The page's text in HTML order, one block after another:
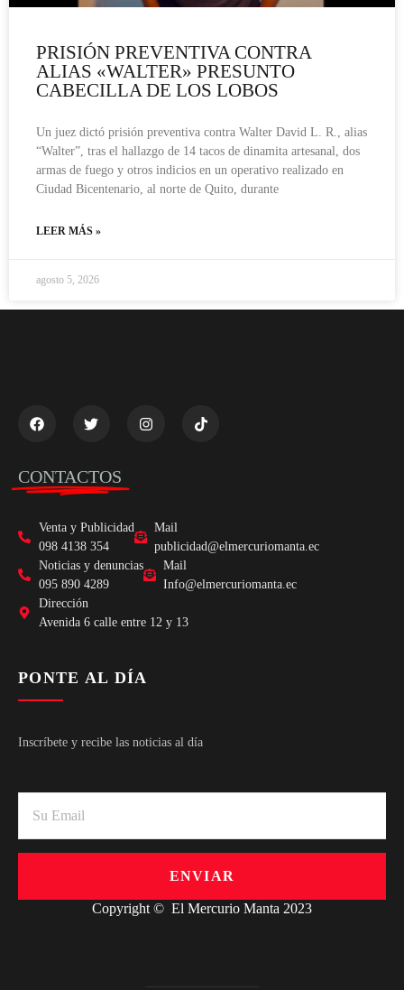
PRISIÓN PREVENTIVA CONTRA
ALIAS «WALTER» PRESUNTO
CABECILLA DE LOS LOBOS
Un juez dictó prisión preventiva contra Walter David L. R., alias
“Walter”, tras el hallazgo de 14 tacos de dinamita artesanal, dos
armas de fuego y otros indicios en un operativo realizado en
Ciudad Bicentenario, al norte de Quito, durante
LEER MÁS »
agosto 5, 2026
CONTACTOS
Venta y Publicidad
098 4138 354
Mail
publicidad@elmercuriomanta.ec
Noticias y denuncias
095 890 4289
Mail
Info@elmercuriomanta.ec
Dirección
Avenida 6 calle entre 12 y 13
PONTE AL DÍA
Inscríbete y recibe las noticias al día
ENVIAR
Copyright © El Mercurio Manta 2023